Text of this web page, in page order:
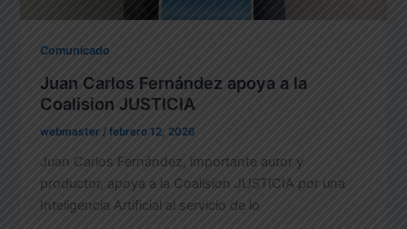
Comunicado
Juan Carlos Fernández apoya a la
Coalision JUSTICIA
webmaster/febrero 12, 2026
Juan Carlos Fernández, importante autor y
productor, apoya a la Coalision JUSTICIA por una
Inteligencia Artificial al servicio de lo